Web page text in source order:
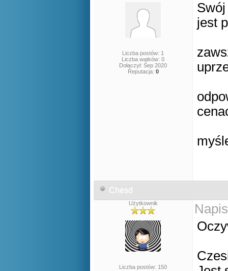
Liczba postów: 1
Liczba wątków: 0
Dołączył: Sep 2020
Reputacja: 0
Swój
jest
Chesd
Użytkownik
Liczba postów: 150